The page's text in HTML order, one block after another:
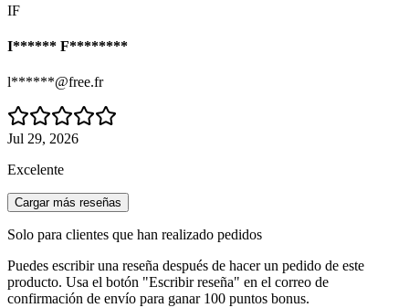
IF
I****** F********
l******@free.fr
Jul 29, 2026
Excelente
Cargar más reseñas
Solo para clientes que han realizado pedidos
Puedes escribir una reseña después de hacer un pedido de este
producto. Usa el botón "Escribir reseña" en el correo de
confirmación de envío para ganar 100 puntos bonus.